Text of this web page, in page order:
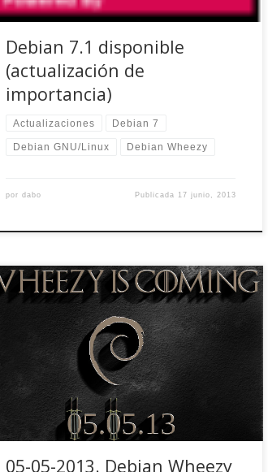
Debian 7.1 disponible
(actualización de
importancia)
Actualizaciones Debian 7
Debian GNU/Linux Debian Wheezy
pordabo Publicada 17 junio, 2013
Los que usamos Testing o Sid ya hemos visto lo
que nos trae Debian 7, pero no es un
lanzamiento menor. Debian Whezzy estará
disponible el 5 mayo, únete a la fiesta -;)
05-05-2013. Debian Wheezy